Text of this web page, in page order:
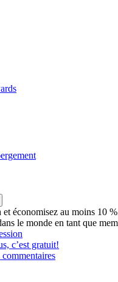
et économisez au moins 10
le monde en tant que
c’est gratuit!
commentaires